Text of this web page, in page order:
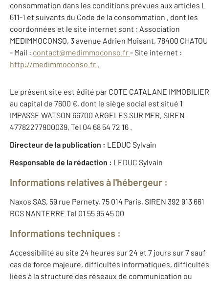
consommation dans les conditions prévues aux articles L
611-1 et suivants du Code de la consommation , dont les
coordonnées et le site internet sont : Association
MEDIMMOCONSO, 3 avenue Adrien Moisant, 78400 CHATOU
- Mail : contact@medimmoconso.fr- Site internet :
http://medimmoconso.fr .
Le présent site est édité par COTE CATALANE IMMOBILIER
au capital de 7600 €, dont le siège social est situé 1
IMPASSE WATSON 66700 ARGELES SUR MER, SIREN
47782277900039, Tél 04 68 54 72 16 .
Directeur de la publication : LEDUC Sylvain
Responsable de la rédaction : LEDUC Sylvain
Informations relatives à l'hébergeur :
Naxos SAS, 59 rue Pernety, 75 014 Paris, SIREN 392 913 661
RCS NANTERRE Tel 01 55 95 45 00
Informations techniques :
Accessibilité au site 24 heures sur 24 et 7 jours sur 7 sauf
cas de force majeure, difficultés informatiques, difficultés
liées à la structure des réseaux de communication ou